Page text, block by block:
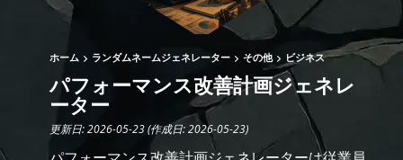
ホーム ランダムネームジェネレーター その他 ビジネス
パフォーマンス改善計画ジェネレ
ーター
更新日: 2026-05-23 (作成日: 2026-05-23)